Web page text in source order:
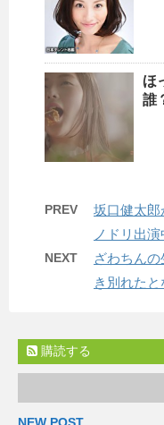
ほ
誰
PREV
坂口健太郎
ノドリ出演
NEXT
ざわちん
き別れたと
購読する